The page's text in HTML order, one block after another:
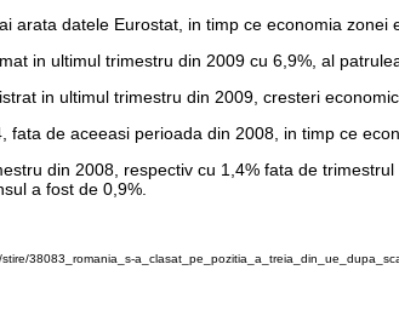
arata datele Eurostat, in timp ce economia zonei
in ultimul trimestru din 2009 cu 6,9%, al
in ultimul trimestru din 2009, cresteri
de aceeasi perioada din 2008, in timp ce
din 2008, respectiv cu 1,4% fata de
a fost de 0,9%.
38083_romania_s-